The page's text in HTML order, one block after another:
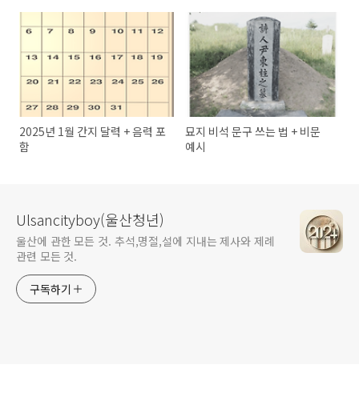
2025년 1월 간지 달력 + 음력 포
함
묘지 비석 문구 쓰는 법 + 비문
예시
Ulsancityboy(울산청년)
울산에 관한 모든 것. 추석,명절,설에 지내는 제사와 제례
관련 모든 것.
구독하기